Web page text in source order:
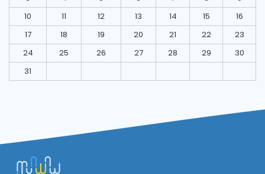
10
11 12 13 14 15
16
17
18 19 20 21 22
23
24
25 26 27 28 29
30
31